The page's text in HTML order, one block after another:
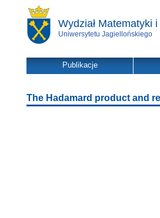
Wydział Matematyki
Uniwersytetu Jagiellońskiego
Publikacje
The Hadamard product and